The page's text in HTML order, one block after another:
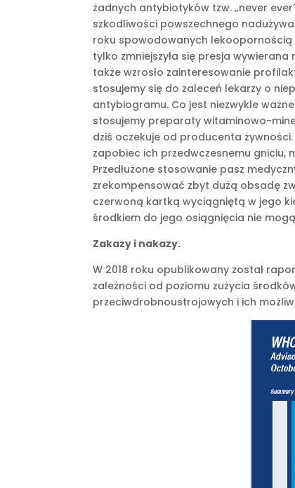
żadnych antybiotyków tzw. „never
szkodliwości powszechnego
roku spowodowanych lekoopornością
tylko zmniejszyła się presja
także wzrosło zainteresowanie
stosujemy się do zaleceń lekarzy o
antybiogramu. Co jest niezwykle
stosujemy preparaty witaminowo-
dziś oczekuje od producenta
zapobiec ich przedwczesnemu
Przedłużone stosowanie pasz
zrekompensować zbyt dużą obsadę
czerwoną kartką wyciągniętą w jego
środkiem do jego osiągnięcia nie
Zakazy i nakazy.
W 2018 roku opublikowany został
zależności od poziomu zużycia
przeciwdrobnoustrojowych i ich